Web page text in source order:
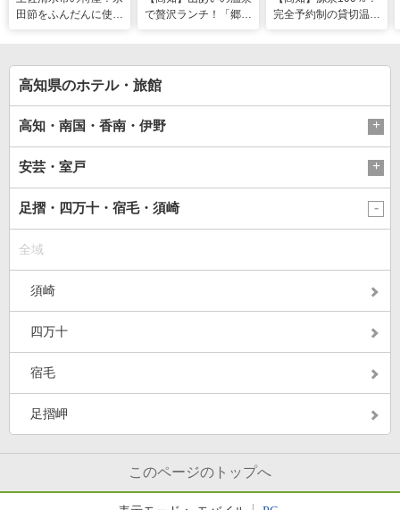
田節をふんだんに使っ
で贅沢ランチ！「郷麓
完全予約制の貸切温泉
高知県のホテル・旅館
高知・南国・香南・伊野
安芸・室戸
足摺・四万十・宿毛・須崎
全域
須崎
四万十
宿毛
足摺岬
このページのトップへ